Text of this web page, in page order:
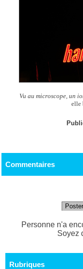
Vu au microscope, un
elle
Commentaires
Personne n'a
Soyez
Rubriques